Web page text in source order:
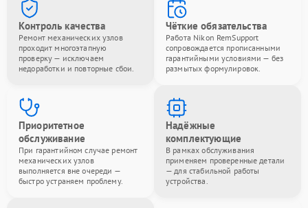
Контроль качества
Ремонт механических узлов
проходит многоэтапную
проверку — исключаем
недоработки и повторные сбои.
Чёткие обязательства
Работа Nikon RemSupport
сопровождается прописанными
гарантийными условиями — без
размытых формулировок.
Приоритетное
обслуживание
При гарантийном случае ремонт
механических узлов
выполняется вне очереди —
быстро устраняем проблему.
Надёжные
комплектующие
В рамках обслуживания
применяем проверенные детали
— для стабильной работы
устройства.